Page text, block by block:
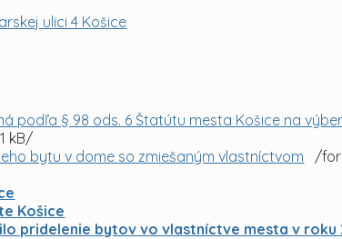
ulici 4 Košice
podľa § 98 ods. 6 Štatútu mesta Košice na
kB/
bytu v dome so zmiešaným vlastníctvom
/
Košice
pridelenie bytov vo vlastníctve mesta v roku